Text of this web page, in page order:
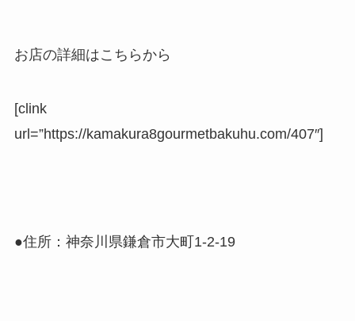
お店の詳細はこちらから
[clink
url=”https://kamakura8gourmetbakuhu.com/407″]
●住所：神奈川県鎌倉市大町1-2-19